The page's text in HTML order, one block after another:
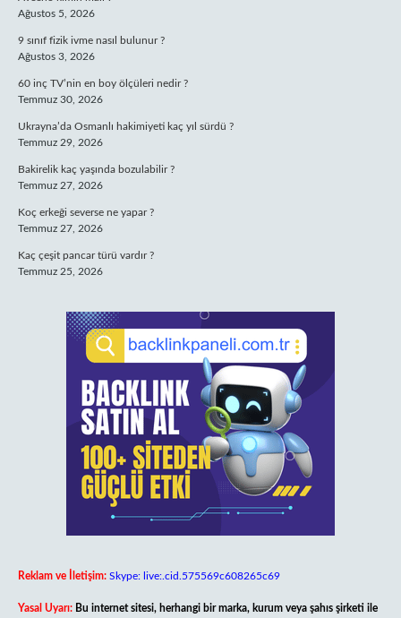
Ağustos 5, 2026
9 sınıf fizik ivme nasıl bulunur ?
Ağustos 3, 2026
60 inç TV’nin en boy ölçüleri nedir ?
Temmuz 30, 2026
Ukrayna’da Osmanlı hakimiyeti kaç yıl sürdü ?
Temmuz 29, 2026
Bakirelik kaç yaşında bozulabilir ?
Temmuz 27, 2026
Koç erkeği severse ne yapar ?
Temmuz 27, 2026
Kaç çeşit pancar türü vardır ?
Temmuz 25, 2026
Reklam ve İletişim: Skype: live:.cid.575569c608265c69
Yasal Uyarı: Bu internet sitesi, herhangi bir marka, kurum veya şahıs şirketi ile